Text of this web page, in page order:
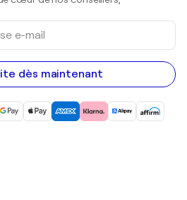
dès maintenant